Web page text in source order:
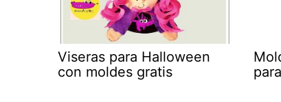
Viseras para Halloween
con moldes gratis